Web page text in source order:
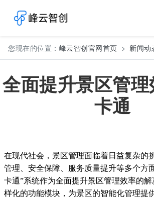
您现在的位置： 峰云智创官网首页 新闻动
全面提升景区管
卡通
在现代社会，景区管理面临着日益复杂的
管理、安全保障、服务质量提升等多个方
卡通”系统作为全面提升景区管理效率的
样化的功能模块，为景区的智能化管理提